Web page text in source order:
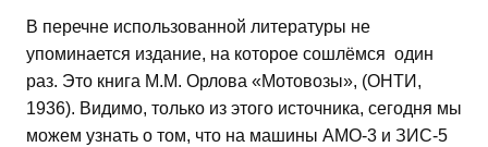
В перечне использованной литературы не
упоминается издание, на которое сошлёмся один
раз. Это книга М.М. Орлова «Мотовозы», (ОНТИ,
1936). Видимо, только из этого источника, сегодня мы
можем узнать о том, что на машины АМО-3 и ЗИС-5